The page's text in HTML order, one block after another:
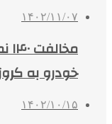
۱۴۰۲/۱۱/۰۷
خودرو به
۱۴۰۲/۱۰/۱۵